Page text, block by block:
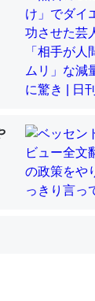
ちRingも置こう
や充電中かが分
ミュニケーションが
かSpotifyを支払
人が多いそうだ
ュニケーションが